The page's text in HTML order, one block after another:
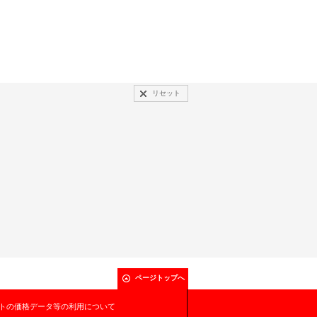
リセット
ページトップへ
の価格データ等の利用について